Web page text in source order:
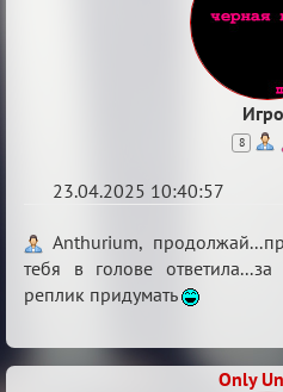
8
23.04.2025 10:40:57
Re:
Разговоры
о
ТПК.
Anthurium,
тебя в голове
реплик придумать
Only